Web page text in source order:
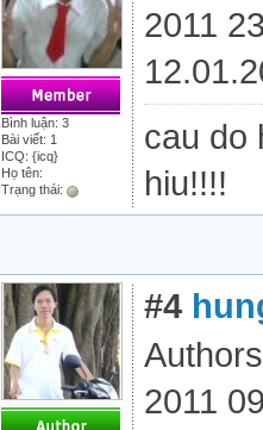
Bình luận: 3
Bài viết: 1
ICQ: {icq}
Họ tên:
Trạng thái:
2011
cau do
hiu!!!!
#4
2011